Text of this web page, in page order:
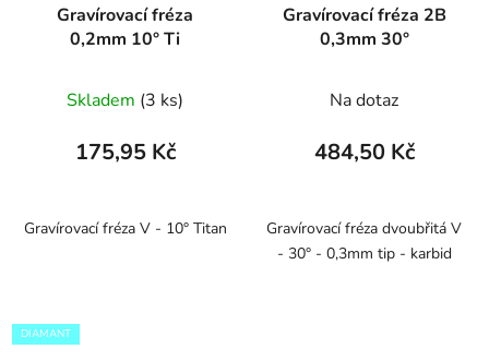
Gravírovací fréza
0,2mm 10° Ti
Skladem (3 ks)
175,95 Kč
Gravírovací fréza V - 10° Titan
Gravírovací fréza 2B
0,3mm 30°
Na dotaz
484,50 Kč
Gravírovací fréza dvoubřitá V
- 30° - 0,3mm tip - karbid
DIAMANT